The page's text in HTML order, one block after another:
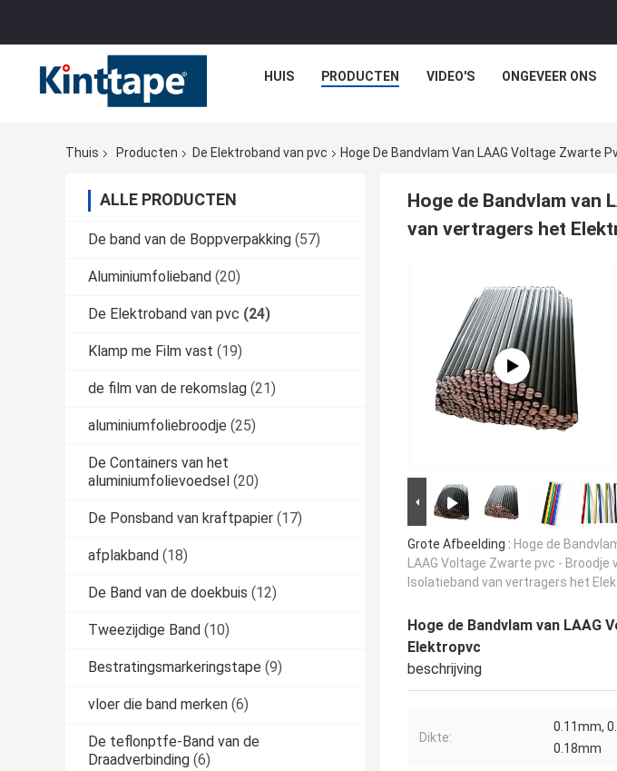
HUIS PRODUCTEN VIDEO'S ONGEVEER ONS
Thuis Producten De Elektroband van pvc Hoge De Bandvlam Van LAAG Voltage Zwarte
ALLE PRODUCTEN
De band van de Boppverpakking (57)
Aluminiumfolieband (20)
De Elektroband van pvc (24)
Klamp me Film vast (19)
de film van de rekomslag (21)
aluminiumfoliebroodje (25)
De Containers van het
aluminiumfolievoedsel (20)
De Ponsband van kraftpapier (17)
afplakband (18)
De Band van de doekbuis (12)
Tweezijdige Band (10)
Bestratingsmarkeringstape (9)
vloer die band merken (6)
De teflonptfe-Band van de
Draadverbinding (6)
Hoge de Bandvlam van
van vertragers het
Grote Afbeelding : Hoge de
LAAG Voltage Zwarte pvc - Broodje
Isolatieband van vertragers het
Hoge de Bandvlam van
Elektropvc
beschrijving
Dikte:
0.11mm,
0.18mm